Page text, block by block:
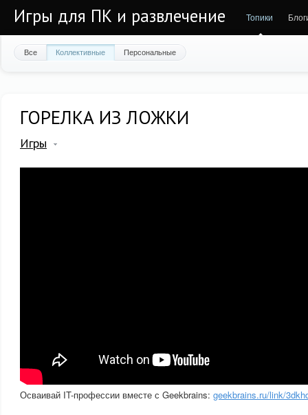
Игры для ПК и развлечение Топики
Все Коллективные Персональные
ГОРЕЛКА ИЗ ЛОЖКИ
Игры
Осваивай IT-профессии вместе с Geekbrains: geekbrains.ru/link/